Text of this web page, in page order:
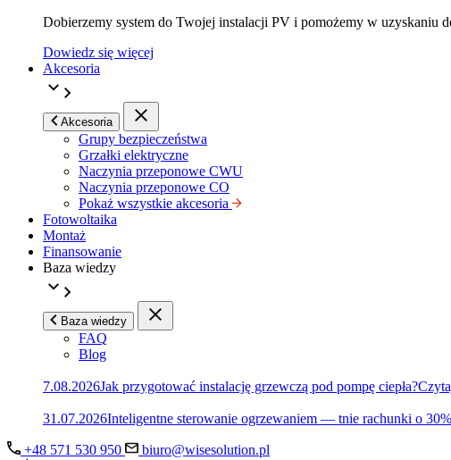
Dobierzemy system do Twojej instalacji PV i pomożemy w uzyskaniu
Dowiedz się więcej
Akcesoria
Akcesoria
Grupy bezpieczeństwa
Grzałki elektryczne
Naczynia przeponowe CWU
Naczynia przeponowe CO
Pokaż wszystkie akcesoria
Fotowoltaika
Montaż
Finansowanie
Baza wiedzy
Baza wiedzy
FAQ
Blog
7.08.2026Jak przygotować instalację grzewczą pod pompę ciepła?
31.07.2026Inteligentne sterowanie ogrzewaniem — tnie rachunki o 30%
+48 571 530 950 biuro@wisesolution.pl